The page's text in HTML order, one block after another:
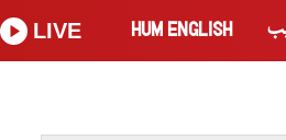
HUM ENGLISH
LIVE